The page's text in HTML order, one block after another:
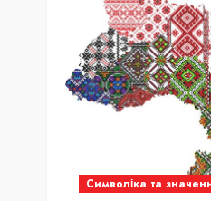
Символіка та